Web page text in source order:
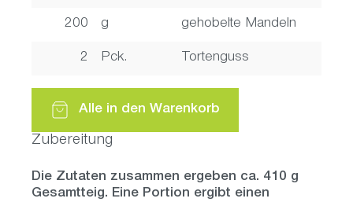
200 g gehobelte Mandeln
2 Pck. Tortenguss
Alle in den Warenkorb
Zubereitung
Die Zutaten zusammen ergeben ca. 410 g
Gesamtteig. Eine Portion ergibt einen